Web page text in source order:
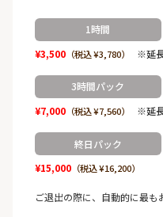
1時間
¥3,500（税込 ¥3,780） ※延
3時間パック
¥7,000（税込 ¥7,560） ※延
終日パック
¥15,000（税込 ¥16,200）
ご退出の際に、自動的に最も